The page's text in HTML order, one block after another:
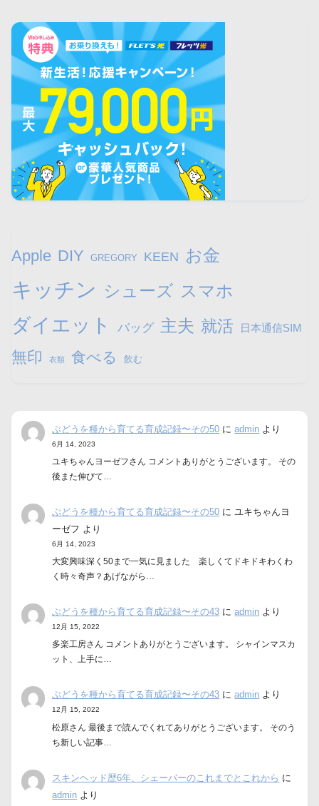
Apple DIY GREGORY KEEN お金
キッチン シューズ スマホ
ダイエット バッグ 主夫 就活 日本通信SIM
無印 衣類 食べる 飲む
ぶどうを種から育てる育成記録〜その50 にadmin より
6月 14, 2023
ユキちゃんヨーゼフさん コメントありがとうございます。 その
後また伸びて…
ぶどうを種から育てる育成記録〜その50 に ユキちゃんヨ
ーゼフ より
6月 14, 2023
大変興味深く50まで一気に見ました 楽しくてドキドキわくわ
く時々奇声？あげながら…
ぶどうを種から育てる育成記録〜その43 にadmin より
12月 15, 2022
多楽工房さん コメントありがとうございます。 シャインマスカ
ット、上手に…
ぶどうを種から育てる育成記録〜その43 にadmin より
12月 15, 2022
松原さん 最後まで読んでくれてありがとうございます。 そのう
ち新しい記事…
スキンヘッド歴6年、シェーバーのこれまでとこれから に
admin より